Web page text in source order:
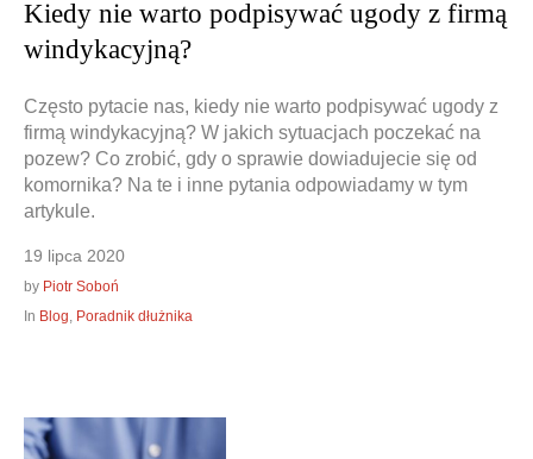
Kiedy nie warto podpisywać ugody z firmą
windykacyjną?
Często pytacie nas, kiedy nie warto podpisywać ugody z
firmą windykacyjną? W jakich sytuacjach poczekać na
pozew? Co zrobić, gdy o sprawie dowiadujecie się od
komornika? Na te i inne pytania odpowiadamy w tym
artykule.
19 lipca 2020
by Piotr Soboń
In Blog, Poradnik dłużnika